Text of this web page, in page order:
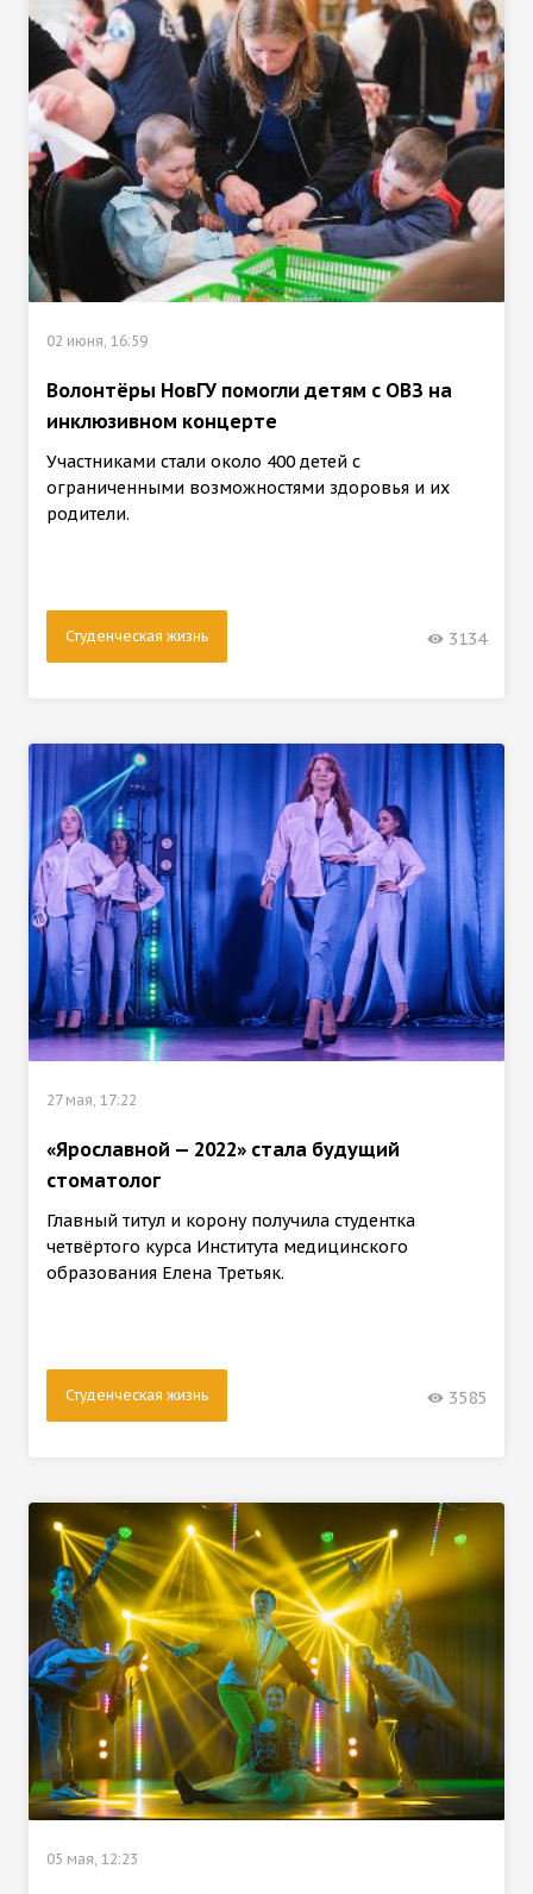
02 июня, 16:59
Волонтёры НовГУ помогли детям с ОВЗ на
инклюзивном концерте
Участниками стали около 400 детей с
ограниченными возможностями здоровья и их
родители.
Студенческая жизнь 3134
27 мая, 17:22
«Ярославной — 2022» стала будущий
стоматолог
Главный титул и корону получила студентка
четвёртого курса Института медицинского
образования Елена Третьяк.
Студенческая жизнь 3585
05 мая, 12:23